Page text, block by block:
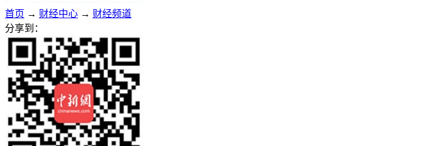
首页 → 财经中心 → 财经频道
分享到：